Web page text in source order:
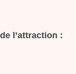
l’attraction :